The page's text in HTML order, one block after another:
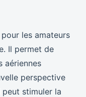
les amateurs
Il permet de
aériennes
perspective
stimuler la